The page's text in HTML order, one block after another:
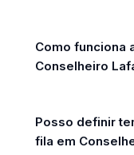
Como funciona
Conselheiro
Posso definir
fila em